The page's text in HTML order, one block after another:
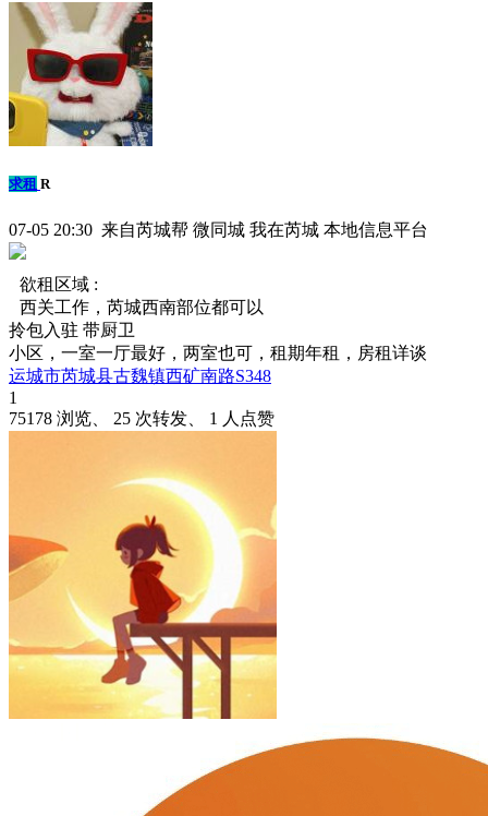
求租 R
07-05 20:30 来自芮城帮 微同城 我在芮城 本地信息平台
欲租区域 :
西关工作，芮城西南部位都可以
拎包入驻 带厨卫
小区，一室一厅最好，两室也可，租期年租，房租详谈
运城市芮城县古魏镇西矿南路S348
1
75178 浏览、 25 次转发、 1 人点赞